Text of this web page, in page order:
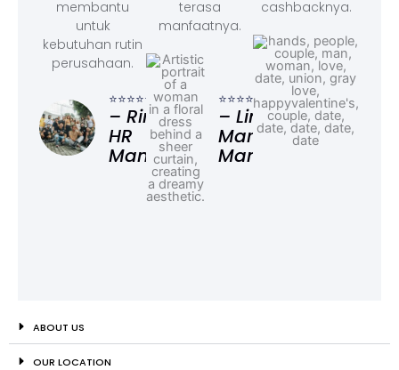
membantu
untuk
kebutuhan rutin
perusahaan.
⭐⭐⭐⭐⭐
– Rina,
HR
Manager
terasa
manfaatnya.
⭐⭐⭐⭐⭐
– Linda,
Marketing
Manager
cashbacknya.
ABOUT US
OUR LOCATION